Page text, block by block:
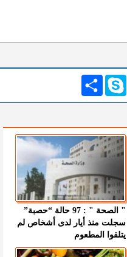
انشر Skype
" الصحة " : 97 حالة “حصبة”
سجلت منذ أيار لدى أشخاص لم
يتلقوا المطعوم